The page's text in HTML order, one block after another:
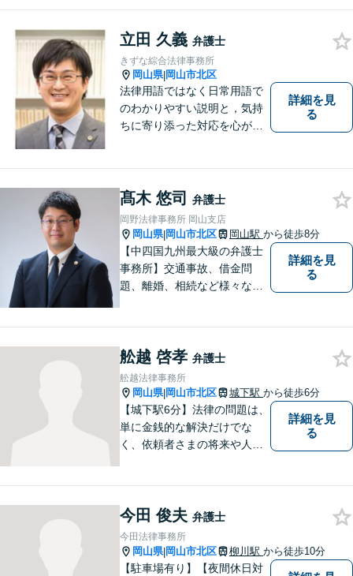
立田 久義 弁護士
きずな綜合法律事務所
岡山県|岡山市北区
法律用語ではなく日常用語で
のわかりやすい説明と，気持
ちに寄り添った対応を心がけ
詳細を見
る
髙木 悠司 弁護士
岡野法律事務所 岡山支店
岡山県|岡山市北区 岡山駅 から徒歩8分
【中四国九州最大級の弁護士
事務所】交通事故、借金問
題、離婚、相続など様々な問
い！
詳細を見
る
舩越 啓孝 弁護士
舩越法律事務所
岡山県|岡山市北区 城下駅 から徒歩6分
【城下駅6分】法律の問題は、
単に金銭的な解決だけでな
く、依頼者さまの将来や人間
とを大切にしています。
詳細を見
る
今田 俊夫 弁護士
今田法律事務所
岡山県|岡山市北区 柳川駅 から徒歩10分
【駐車場有り】【夜間休日対